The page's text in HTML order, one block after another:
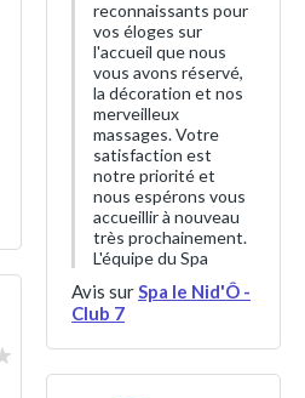
reconnaissants pour
vos éloges sur
l'accueil que nous
vous avons réservé,
la décoration et nos
merveilleux
massages. Votre
satisfaction est
notre priorité et
nous espérons vous
accueillir à nouveau
très prochainement.
L'équipe du Spa
Avis surSpa le Nid'Ô -
Club 7